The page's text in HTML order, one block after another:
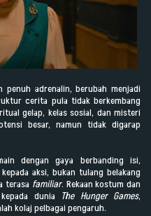
penuh adrenalin, berubah menjadi
cerita pula tidak berkembang
gelap, kelas sosial, dan misteri
besar, namun tidak digarap
dengan gaya berbanding isi,
aksi, bukan tulang belakang
terasa familiar. Rekaan kostum dan
dunia The Hunger Games,
kolaj pelbagai pengaruh.